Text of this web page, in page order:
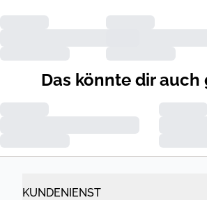
Das könnte dir
KUNDENIENST